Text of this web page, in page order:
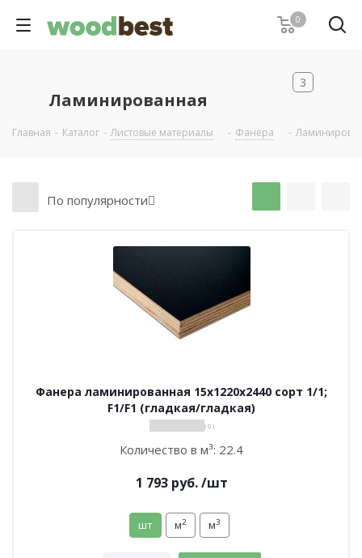
0
Ламинированная
3
Главная - Каталог - Листовые материалы - Фанера -
По популярности
Фанера ламинированная 15х1220х2440 сорт 1/1;
F1/F1 (гладкая/гладкая)
( 0 )
Количество в м³: 22.4
1 793руб. /шт
шт м2 м3